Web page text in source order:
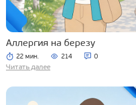
Аллергия на березу
22 мин. 214 0
Читать далее